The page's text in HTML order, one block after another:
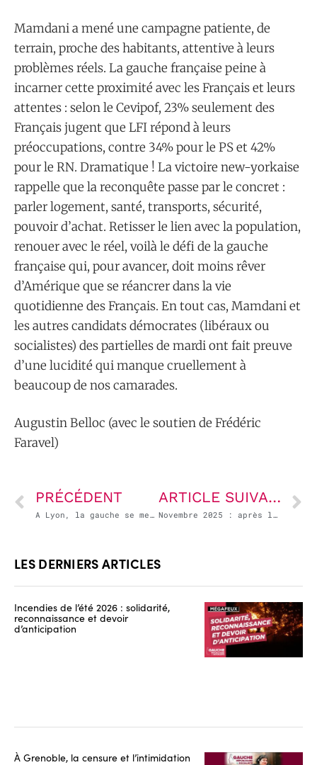
Mamdani a mené une campagne patiente, de
terrain, proche des habitants, attentive à leurs
problèmes réels. La gauche française peine à
incarner cette proximité avec les Français et leurs
attentes : selon le Cevipof, 23% seulement des
Français jugent que LFI répond à leurs
préoccupations, contre 34% pour le PS et 42%
pour le RN. Dramatique ! La victoire new-yorkaise
rappelle que la reconquête passe par le concret :
parler logement, santé, transports, sécurité,
pouvoir d’achat. Retisser le lien avec la population,
renouer avec le réel, voilà le défi de la gauche
française qui, pour avancer, doit moins rêver
d’Amérique que se réancrer dans la vie
quotidienne des Français. En tout cas, Mamdani et
les autres candidats démocrates (libéraux ou
socialistes) des partielles de mardi ont fait preuve
d’une lucidité qui manque cruellement à
beaucoup de nos camarades.
Augustin Belloc (avec le soutien de Frédéric
Faravel)
PRÉCÉDENT
A Lyon, la gauche se met en ordre de bataille
ARTICLE SUIVANT
Novembre 2025 : après l’année noire pour l’agriculture française, voici le mois noir…
LES DERNIERS ARTICLES
Incendies de l’été 2026 : solidarité,
reconnaissance et devoir
d’anticipation
À Grenoble, la censure et l’intimidation